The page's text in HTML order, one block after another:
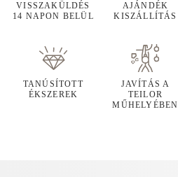
VISSZAKÜLDÉS
14 NAPON BELÜL
AJÁNDÉK
KISZÁLLÍTÁS
TANÚSÍTOTT
ÉKSZEREK
JAVÍTÁS A
TEILOR
MŰHELYÉBEN